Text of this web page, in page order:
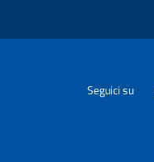
Seguici su